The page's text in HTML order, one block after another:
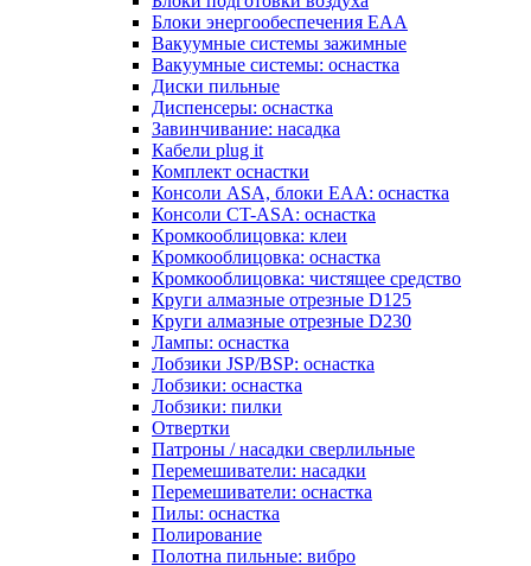
Блоки энергообеспечения EAA
Вакуумные системы зажимные
Вакуумные системы: оснастка
Диски пильные
Диспенсеры: оснастка
Завинчивание: насадка
Кабели plug it
Комплект оснастки
Консоли ASA, блоки EAA: оснастка
Консоли CT-ASA: оснастка
Кромкооблицовка: клеи
Кромкооблицовка: оснастка
Кромкооблицовка: чистящее средство
Круги алмазные отрезные D125
Круги алмазные отрезные D230
Лампы: оснастка
Лобзики JSP/BSP: оснастка
Лобзики: оснастка
Лобзики: пилки
Отвертки
Патроны / насадки сверлильные
Перемешиватели: насадки
Перемешиватели: оснастка
Пилы: оснастка
Полирование
Полотна пильные: вибро